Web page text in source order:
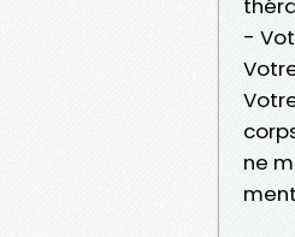
-
ne